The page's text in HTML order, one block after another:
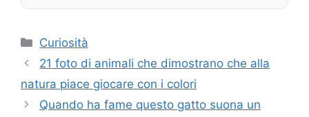
Categorie
Curiosità
21 foto di animali che dimostrano che alla
natura piace giocare con i colori
Quando ha fame questo gatto suona un